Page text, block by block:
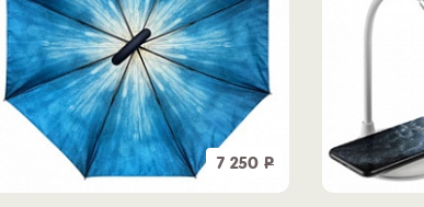
7 250 Р